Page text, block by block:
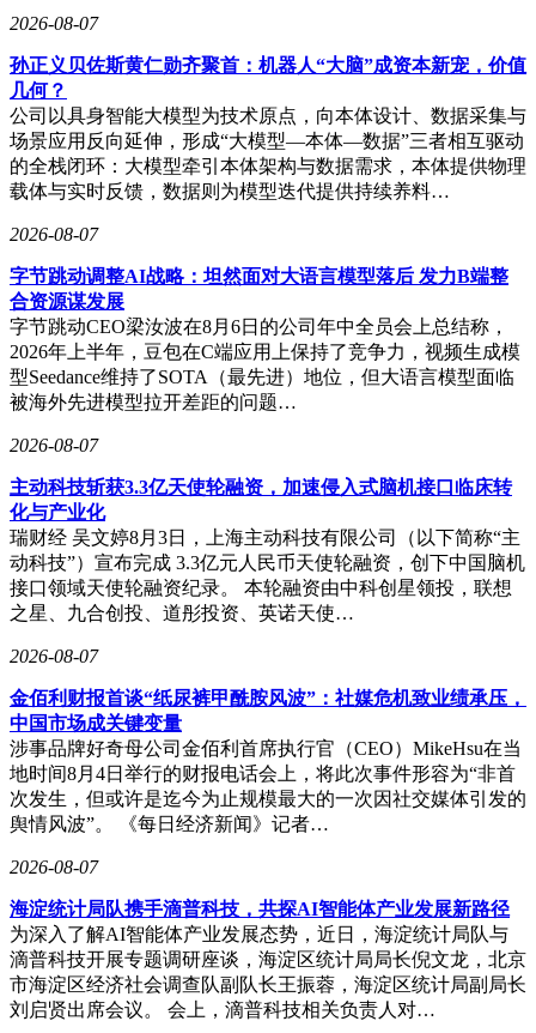
2026-08-07
孙正义贝佐斯黄仁勋齐聚首：机器人“大脑”成资本新宠，价值
几何？
公司以具身智能大模型为技术原点，向本体设计、数据采集与
场景应用反向延伸，形成“大模型—本体—数据”三者相互驱动
的全栈闭环：大模型牵引本体架构与数据需求，本体提供物理
载体与实时反馈，数据则为模型迭代提供持续养料…
2026-08-07
字节跳动调整AI战略：坦然面对大语言模型落后 发力B端整
合资源谋发展
字节跳动CEO梁汝波在8月6日的公司年中全员会上总结称，
2026年上半年，豆包在C端应用上保持了竞争力，视频生成模
型Seedance维持了SOTA（最先进）地位，但大语言模型面临
被海外先进模型拉开差距的问题…
2026-08-07
主动科技斩获3.3亿天使轮融资，加速侵入式脑机接口临床转
化与产业化
瑞财经 吴文婷8月3日，上海主动科技有限公司（以下简称“主
动科技”）宣布完成 3.3亿元人民币天使轮融资，创下中国脑机
接口领域天使轮融资纪录。 本轮融资由中科创星领投，联想
之星、九合创投、道彤投资、英诺天使…
2026-08-07
金佰利财报首谈“纸尿裤甲酰胺风波”：社媒危机致业绩承压，
中国市场成关键变量
涉事品牌好奇母公司金佰利首席执行官（CEO）MikeHsu在当
地时间8月4日举行的财报电话会上，将此次事件形容为“非首
次发生，但或许是迄今为止规模最大的一次因社交媒体引发的
舆情风波”。 《每日经济新闻》记者…
2026-08-07
海淀统计局队携手滴普科技，共探AI智能体产业发展新路径
为深入了解AI智能体产业发展态势，近日，海淀统计局队与
滴普科技开展专题调研座谈，海淀区统计局局长倪文龙，北京
市海淀区经济社会调查队副队长王振蓉，海淀区统计局副局长
刘启贤出席会议。 会上，滴普科技相关负责人对…